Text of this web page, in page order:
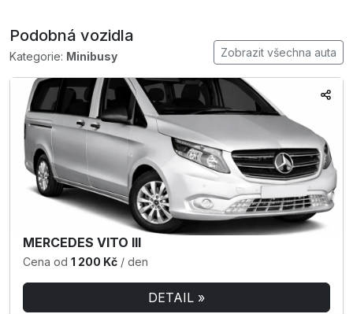
Podobná vozidla
Kategorie: Minibusy Zobrazit všechna auta
MERCEDES VITO III
Cena od 1 200 Kč / den
DETAIL »